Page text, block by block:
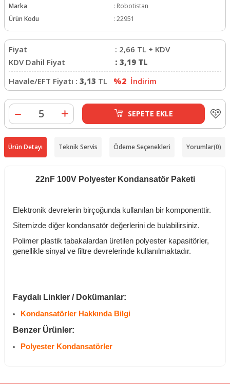
Marka : Robotistan
Ürün Kodu
: 22951
Fiyat : 2,66 TL + KDV
KDV Dahil Fiyat
: 3,19 TL
Havale/EFT Fiyatı : 3,13 TL %2 İndirim
SEPETE EKLE
Ürün Detayı Teknik Servis Ödeme Seçenekleri Yorumlar(0)
22nF 100V Polyester Kondansatör Paketi
Elektronik devrelerin birçoğunda kullanılan bir komponenttir.
Sitemizde diğer kondansatör değerlerini de bulabilirsiniz.
Polimer plastik tabakalardan üretilen polyester kapasitörler,
genellikle sinyal ve filtre devrelerinde kullanılmaktadır.
Faydalı Linkler / Dokümanlar:
Kondansatörler Hakkında Bilgi
Benzer Ürünler:
Polyester Kondansatörler